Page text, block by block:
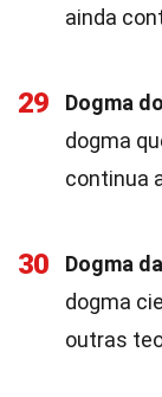
ainda
29 Dogma
dogma
continua
30 Dogma
dogma
outras